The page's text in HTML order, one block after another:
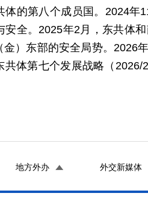
体的第八个成员国。2024年
安全。2025年2月，东共体
）东部的安全局势。2026
体第七个发展战略（
地方外办 外交新媒体